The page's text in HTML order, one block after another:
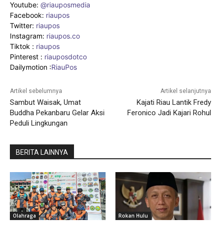
Youtube: @riauposmedia
Facebook: riaupos
Twitter: riaupos
Instagram: riaupos.co
Tiktok : riaupos
Pinterest : riauposdotco
Dailymotion :RiauPos
Artikel sebelumnya
Sambut Waisak, Umat
Buddha Pekanbaru Gelar Aksi
Peduli Lingkungan
Artikel selanjutnya
Kajati Riau Lantik Fredy
Feronico Jadi Kajari Rohul
BERITA LAINNYA
Olahraga Rokan Hulu